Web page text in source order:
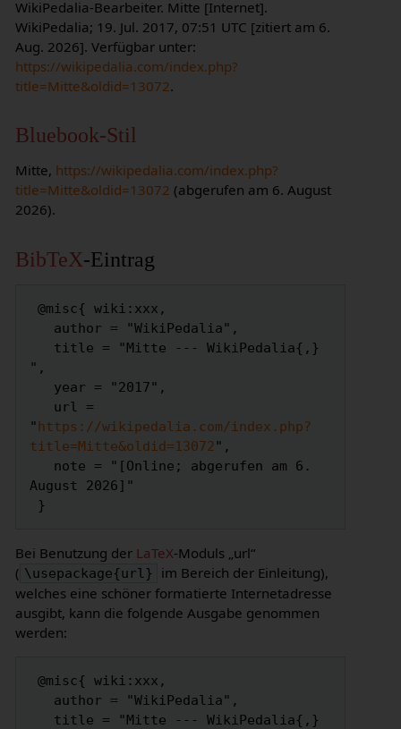
WikiPedalia-Bearbeiter. Mitte [Internet].
WikiPedalia; 19. Jul. 2017, 07:51 UTC [zitiert am 6.
Aug. 2026]. Verfügbar unter:
https://wikipedalia.com/index.php?
title=Mitte&oldid=13072.
Bluebook-Stil
Mitte, https://wikipedalia.com/index.php?
title=Mitte&oldid=13072 (abgerufen am 6. August
2026).
BibTeX-Eintrag
@misc{ wiki:xxx,
",
"https://wikipedalia.com/index.php?
title=Mitte&oldid=13072",
August 2026]"
Bei Benutzung der LaTeX-Moduls „url“
( \usepackage{url}
im Bereich der Einleitung),
welches eine schöner formatierte Internetadresse
ausgibt, kann die folgende Ausgabe genommen
werden:
@misc{ wiki:xxx,